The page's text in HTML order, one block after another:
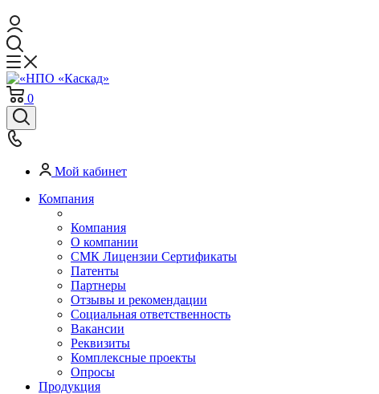
0
Мой кабинет
Компания
Компания
О компании
СМК Лицензии Сертификаты
Патенты
Партнеры
Отзывы и рекомендации
Социальная ответственность
Вакансии
Реквизиты
Комплексные проекты
Опросы
Продукция